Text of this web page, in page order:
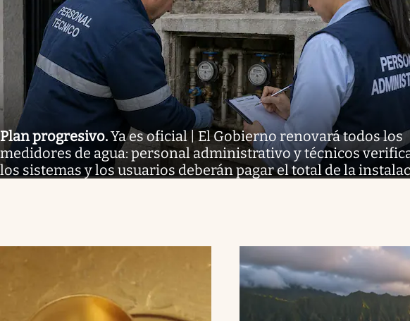
Plan progresivo.Ya es oficial | El Gobierno renovará todos los
medidores de agua: personal administrativo y técnicos
los sistemas y los usuarios deberán pagar el total de la